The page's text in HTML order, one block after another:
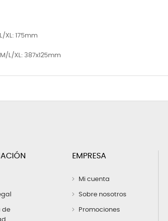
XL: 175mm
L/XL: 387x125mm
de
EMPRESA
Mi cuenta
Sobre nosotros
Promociones